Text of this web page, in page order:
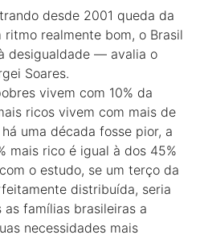
desde 2001 queda da
realmente bom, o Brasil
desigualdade — avalia o
Soares.
vivem com 10% da
ricos vivem com mais de
uma década fosse pior, a
mais rico é igual à dos 45%
o estudo, se um terço da
distribuída, seria
famílias brasileiras a
necessidades mais